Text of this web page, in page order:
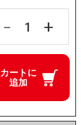
－ +
カートに
追加